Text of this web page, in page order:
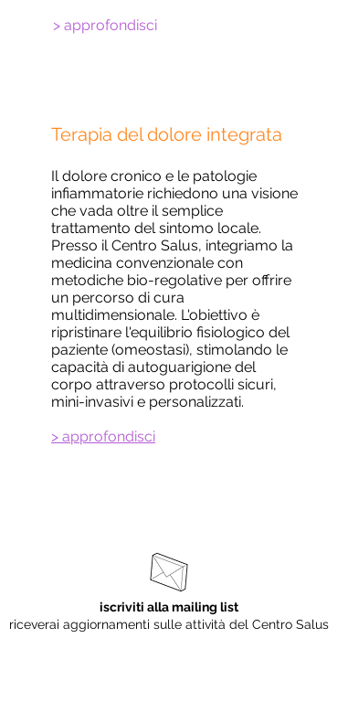
> approfondisci
Terapia del dolore integrata
Il dolore cronico e le patologie
infiammatorie richiedono una visione
che vada oltre il semplice
trattamento del sintomo locale.
Presso il Centro Salus, integriamo la
medicina convenzionale con
metodiche bio-regolative per offrire
un percorso di cura
multidimensionale. L'obiettivo è
ripristinare l'equilibrio fisiologico del
paziente (omeostasi), stimolando le
capacità di autoguarigione del
corpo attraverso protocolli sicuri,
mini-invasivi e personalizzati.
> approfondisci
iscriviti alla mailing list
riceverai aggiornamenti sulle attività del Centro Salus